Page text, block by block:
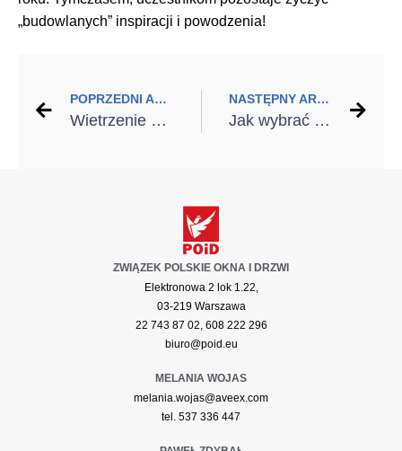
„budowlanych” inspiracji i powodzenia!
POPRZEDNI ARTYKUŁ
Wietrzenie z głową, czyli jak zadbać o dopływ powietrza w mieszkaniu?
NASTĘPNY ARTYKUŁ
Jak wybrać najlepsze okna i drzwi do różnych wnętrz?
ZWIĄZEK POLSKIE OKNA I DRZWI
Elektronowa 2 lok 1.22,
03-219 Warszawa
22 743 87 02, 608 222 296
biuro@poid.eu
MELANIA WOJAS
melania.wojas@aveex.com
tel. 537 336 447